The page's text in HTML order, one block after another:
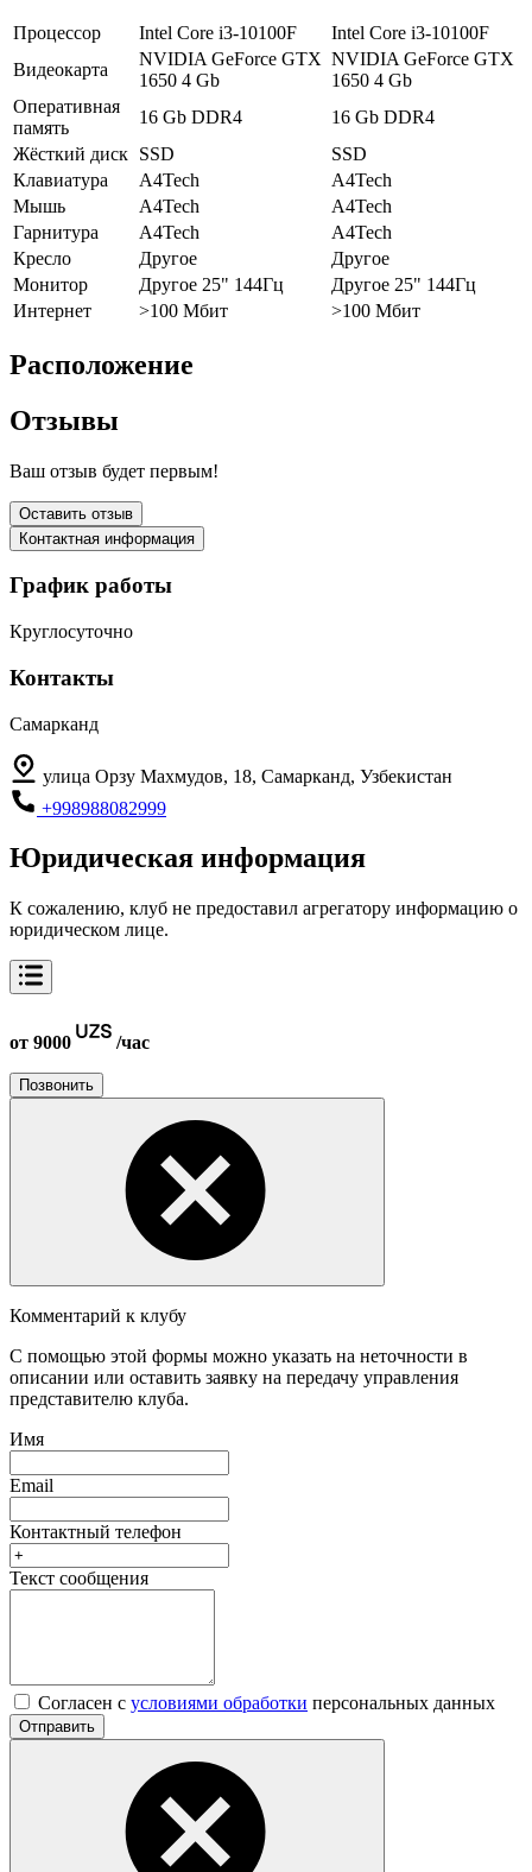
Процессор Intel Core i3-10100F
Intel Core i3-10100F
Видеокарта
NVIDIA GeForce GTX
1650 4 Gb
NVIDIA GeForce GTX
1650 4 Gb
Оперативная
память
16 Gb DDR4
16 Gb DDR4
Жёсткий диск SSD
SSD
Клавиатура
A4Tech
A4Tech
Мышь
A4Tech
A4Tech
Гарнитура
A4Tech
A4Tech
Кресло
Другое
Другое
Монитор
Другое 25" 144Гц
Другое 25" 144Гц
Интернет
>100 Мбит >100 Мбит
Расположение
Отзывы
Ваш отзыв будет первым!
Оставить отзыв
Контактная информация
График работы
Круглосуточно
Контакты
Самарканд
улица Орзу Махмудов, 18, Самарканд, Узбекистан
+998988082999
Юридическая информация
К сожалению, клуб не предоставил агрегатору информацию о
юридическом лице.
от 9000 /час
Позвонить
Комментарий к клубу
С помощью этой формы можно указать на неточности в
описании или оставить заявку на передачу управления
представителю клуба.
Имя
Email
Контактный телефон
Текст сообщения
Согласен с условиями обработки персональных данных
Отправить